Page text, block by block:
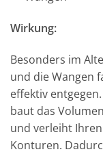
Wirkung:
Besonders im
und die Wangen
effektiv
baut das
und verleiht
Konturen.